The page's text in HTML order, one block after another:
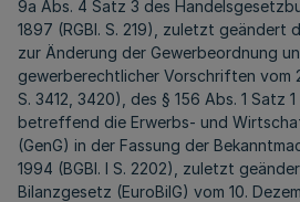
9a Abs. 4 Satz 3 des
1897 (RGBl. S. 219), zuletzt geändert
zur Änderung der Gewerbeordnung
gewerberechtlicher Vorschriften vom
S. 3412, 3420), des § 156 Abs. 1 Satz
betreffend die Erwerbs- und
(GenG) in der Fassung der
1994 (BGBl. I S. 2202), zuletzt
Bilanzgesetz (EuroBilG) vom 10.